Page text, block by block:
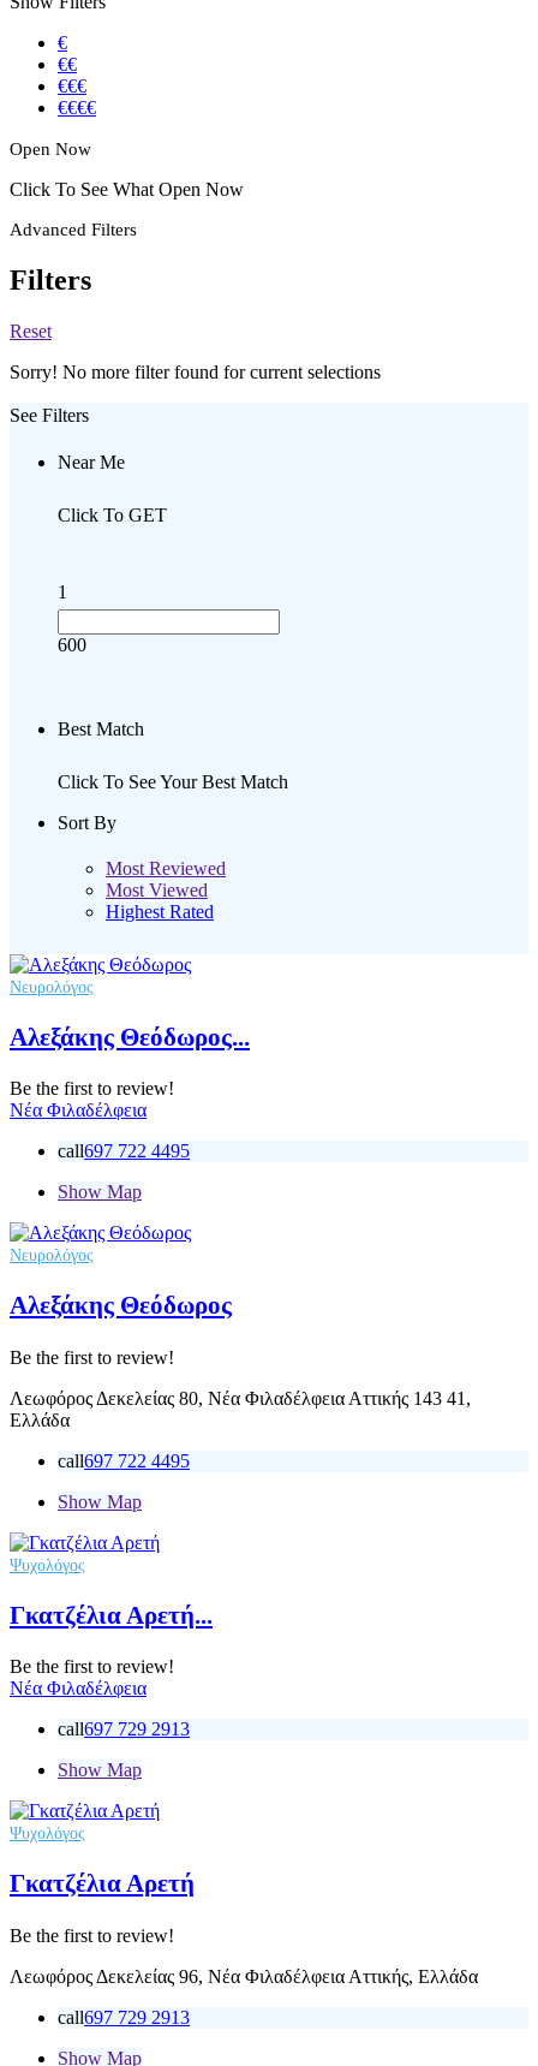
€
€€
€€€
€€€€
Open Now
Click To See What Open Now
Advanced Filters
Filters
Reset
Sorry! No more filter found for current selections
See Filters
Near Me
Click To GET
1
600
Best Match
Click To See Your Best Match
Sort By
Most Reviewed
Most Viewed
Highest Rated
Νευρολόγος
Αλεξάκης Θεόδωρος...
Be the first to review!
Νέα Φιλαδέλφεια
call697 722 4495
Show Map
Νευρολόγος
Αλεξάκης Θεόδωρος
Be the first to review!
Λεωφόρος Δεκελείας 80, Νέα Φιλαδέλφεια Αττικής 143 41,
Ελλάδα
call697 722 4495
Show Map
Ψυχολόγος
Γκατζέλια Αρετή...
Be the first to review!
Νέα Φιλαδέλφεια
call697 729 2913
Show Map
Ψυχολόγος
Γκατζέλια Αρετή
Be the first to review!
Λεωφόρος Δεκελείας 96, Νέα Φιλαδέλφεια Αττικής, Ελλάδα
call697 729 2913
Show Map